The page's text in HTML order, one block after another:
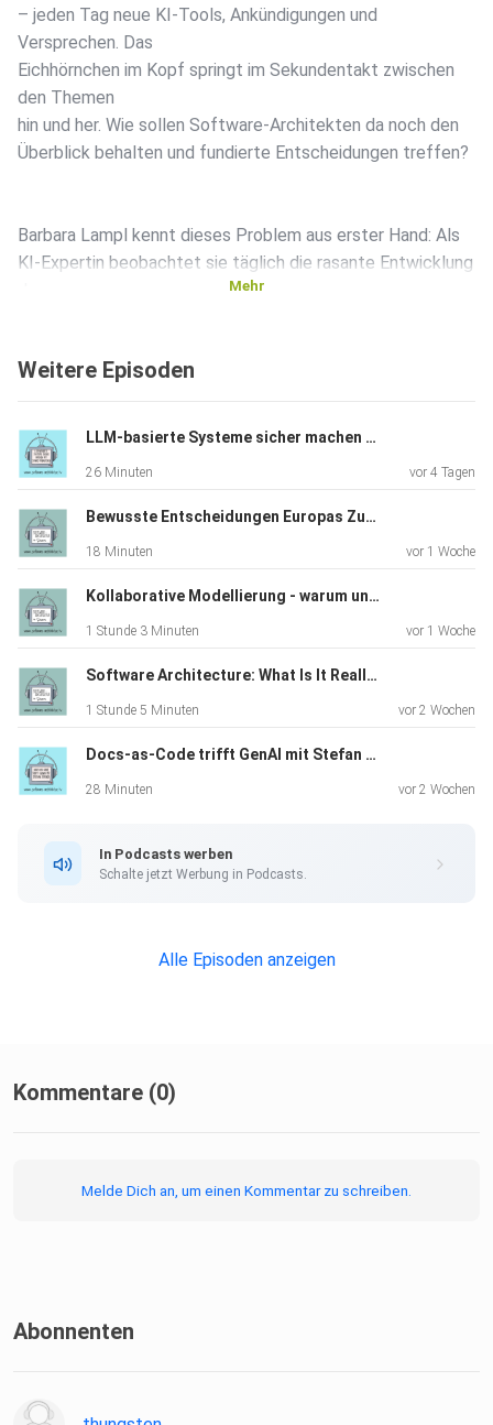
– jeden Tag neue KI-Tools, Ankündigungen und
Versprechen. Das
Eichhörnchen im Kopf springt im Sekundentakt zwischen
den Themen
hin und her. Wie sollen Software-Architekten da noch den
Überblick behalten und fundierte Entscheidungen treffen?
Barbara Lampl kennt dieses Problem aus erster Hand: Als
KI-Expertin beobachtet sie täglich die rasante Entwicklung
sein kann. In dieser Folge diskutieren wir mit ihr, wie man als
mal
wieder Vollgas gibt.
Eine Folge für alle, die sich manchmal fragen: “Passt das
eigentlich noch zusammen?” – Spoiler: Ja, aber es ist
komplexer
Mehr
Weitere Episoden
LLM-basierte Systeme sicher machen mit Sönke Magnussen
26 Minuten vor 4 Tagen
Bewusste Entscheidungen Europas Zukunft liegt in unseren Händen (TechRiders Summit Special)
18 Minuten vor 1 Woche
Kollaborative Modellierung - warum und wie funktioniert Event Storming in der Praxis
1 Stunde 3 Minuten vor 1 Woche
Software Architecture: What Is It Really About? A Discussion with James Coplien
1 Stunde 5 Minuten vor 2 Wochen
Docs-as-Code trifft GenAI mit Stefan Zörner
28 Minuten vor 2 Wochen
In Podcasts werben
Schalte jetzt Werbung in Podcasts.
Alle Episoden anzeigen
Kommentare (0)
Melde Dich an, um einen Kommentar zu schreiben.
Abonnenten